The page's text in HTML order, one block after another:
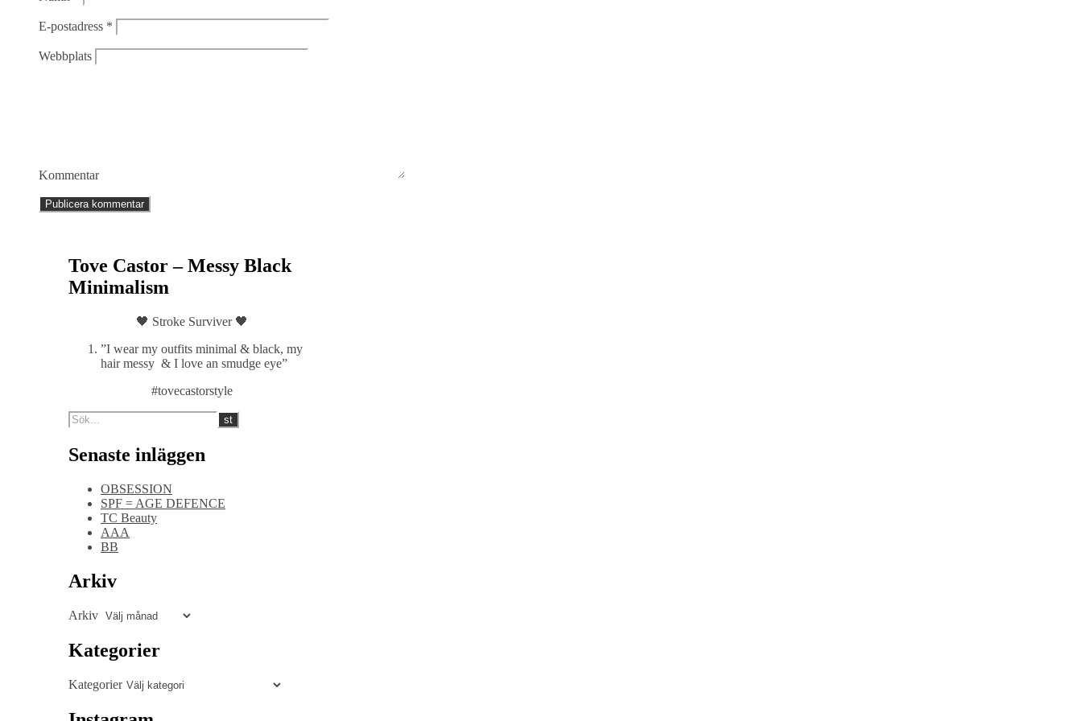
E-postadress *
Webbplats
Kommentar
Tove Castor – Messy Black
Minimalism
🖤 Stroke Surviver 🖤
”I wear my outfits minimal & black, my
hair messy & I love an smudge eye”
#tovecastorstyle
Senaste inläggen
OBSESSION
SPF = AGE DEFENCE
TC Beauty
AAA
BB
Arkiv
Arkiv
Kategorier
Kategorier